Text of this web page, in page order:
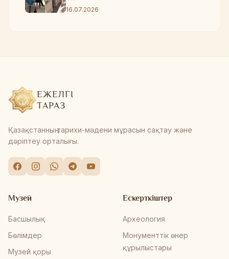
16.07.2026
ЕЖЕЛГІ
ТАРАЗ
Қазақстанның тарихи-мәдени мұрасын сақтау және
дәріптеу орталығы.
Музей
Басшылық
Бөлімдер
Музей қоры
Ескерткіштер
Археология
Монументтік өнер
құрылыстары